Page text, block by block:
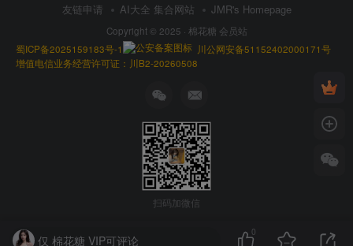
友链申请 AI大全 集合网站 JMR's Homepage
Copyright © 2025 · 棉花糖 会员站
蜀ICP备2025159183号-1
川公网安备51152402000171号
增值电信业务经营许可证：川B2-20260508
扫码加微信
仅 棉花糖 VIP可评论
0